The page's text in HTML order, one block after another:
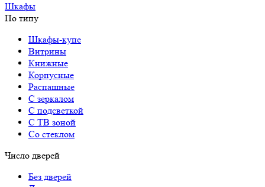
Шкафы
По типу
Шкафы-купе
Витрины
Книжные
Корпусные
Распашные
С зеркалом
С подсветкой
С ТВ зоной
Со стеклом
Число дверей
Без дверей